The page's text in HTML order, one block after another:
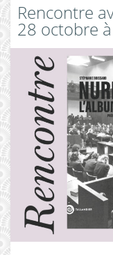
Rencontre
28 octobre